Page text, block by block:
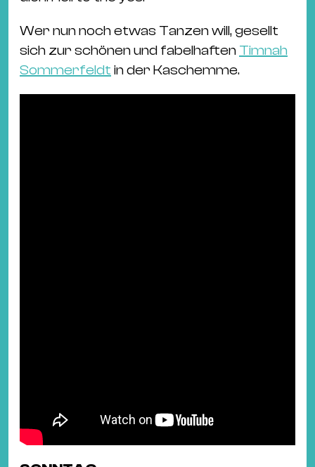
Wer nun noch etwas Tanzen will, gesellt
sich zur schönen und fabelhaften Timnah
Sommerfeldt in der Kaschemme.